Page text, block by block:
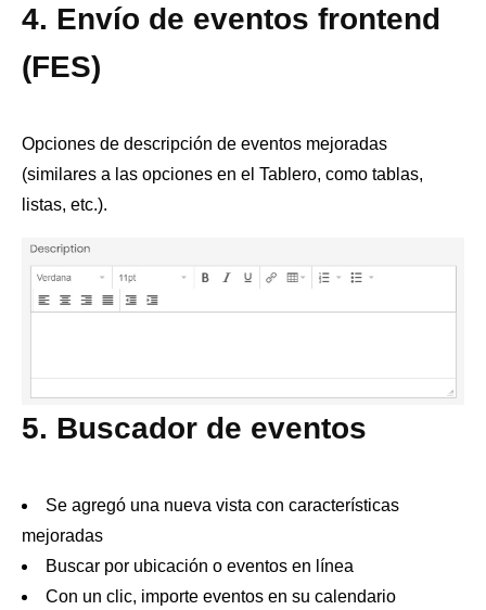
4. Envío de eventos frontend
(FES)
Opciones de descripción de eventos mejoradas
(similares a las opciones en el Tablero, como tablas,
listas, etc.).
5. Buscador de eventos
Se agregó una nueva vista con características
mejoradas
Buscar por ubicación o eventos en línea
Con un clic, importe eventos en su calendario